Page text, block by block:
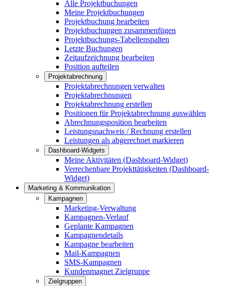
Alle Projektbuchungen
Meine Projektbuchungen
Projektbuchung bearbeiten
Projektbuchungen zusammenfügen
Projektbuchungs-Tabellenspalten
Letzte Buchungen
Zeitaufzeichnung bearbeiten
Position aufteilen
Projektabrechnung
Projektabrechnungen verwalten
Projektabrechnungen
Projektabrechnung erstellen
Positionen für Projektabrechnung auswählen
Abrechnungsposition bearbeiten
Leistungsnachweis / Rechnung erstellen
Leistungen als abgerechnet markieren
Dashboard-Widgets
Meine Aktivitäten (Dashboard-Widget)
Verrechenbare Projekttätigkeiten (Dashboard-
Widget)
Marketing & Kommunikation
Kampagnen
Marketing-Verwaltung
Kampagnen-Verlauf
Geplante Kampagnen
Kampagnendetails
Kampagne bearbeiten
Mail-Kampagnen
SMS-Kampagnen
Kundenmagnet Zielgruppe
Zielgruppen